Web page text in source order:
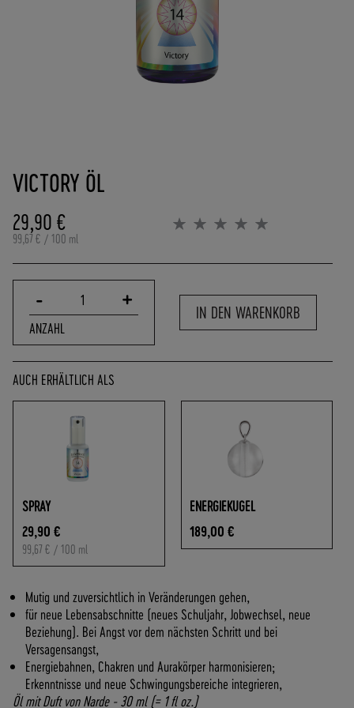
8
0
0
T
O
F
W
R
E
E
der
Bildergalerie
springen
VICTORY ÖL
29,90 €
99,67 € / 100 ml
Bewertung:
- 1 +
ANZAHL
IN DEN WARENKORB
AUCH ERHÄLTLICH ALS
SPRAY
29,90 €
99,67 € / 100 ml
ENERGIEKUGEL
189,00 €
Mutig und zuversichtlich in Veränderungen gehen,
für neue Lebensabschnitte (neues Schuljahr, Jobwechsel, neue
Beziehung). Bei Angst vor dem nächsten Schritt und bei
Versagensangst,
Energiebahnen, Chakren und Aurakörper harmonisieren;
Erkenntnisse und neue Schwingungsbereiche integrieren,
Öl mit Duft von Narde - 30 ml (= 1 fl oz.)